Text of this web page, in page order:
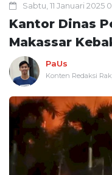
Sabtu, 11 Januari 2025
Kantor Dinas
Makassar
PaUs
Konten Redaksi